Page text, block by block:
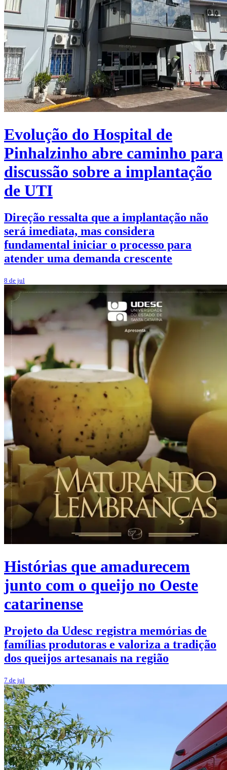
Evolução do Hospital de
Pinhalzinho abre caminho para
discussão sobre a implantação
de UTI
Direção ressalta que a implantação não
será imediata, mas considera
fundamental iniciar o processo para
atender uma demanda crescente
8 de jul
Histórias que amadurecem
junto com o queijo no Oeste
catarinense
Projeto da Udesc registra memórias de
famílias produtoras e valoriza a tradição
dos queijos artesanais na região
7 de jul